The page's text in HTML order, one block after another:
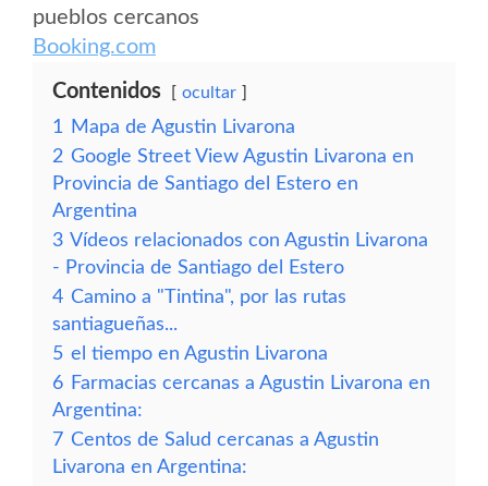
pueblos cercanos
Booking.com
Contenidos ocultar
1
Mapa de Agustin Livarona
2 Google Street View Agustin Livarona en
Provincia de Santiago del Estero en
Argentina
3 Vídeos relacionados con Agustin Livarona
- Provincia de Santiago del Estero
4 Camino a "Tintina", por las rutas
santiagueñas...
5 el tiempo en Agustin Livarona
6 Farmacias cercanas a Agustin Livarona en
Argentina:
7 Centos de Salud cercanas a Agustin
Livarona en Argentina: